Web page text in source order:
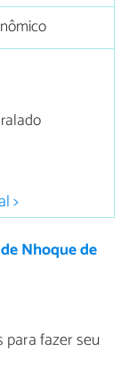
>
Nhoque de
para fazer seu